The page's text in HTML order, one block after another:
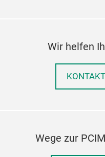
Wir helfen
Wege zur